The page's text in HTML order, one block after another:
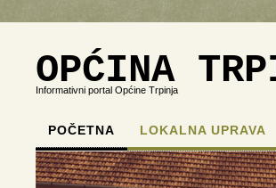
OPĆINA
Informativni portal Općine Trpinja
POČETNA LOKALNA UPRAVA